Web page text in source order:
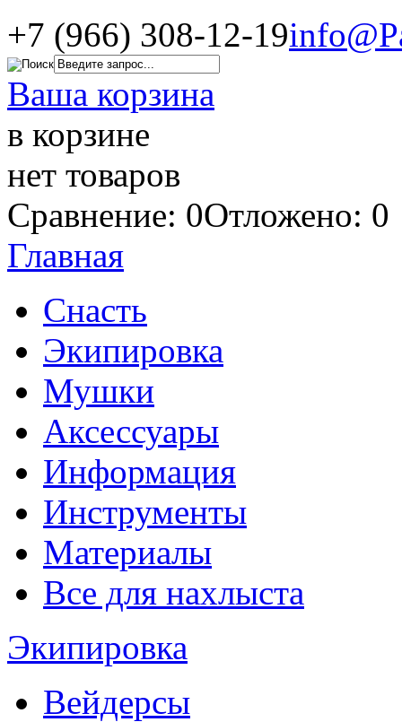
+7 (966) 308-12-19
Ваша корзина
в корзине
нет товаров
Сравнение: 0Отложено: 0
Главная
Снасть
Экипировка
Мушки
Аксессуары
Информация
Инструменты
Материалы
Все для нахлыста
Экипировка
Вейдерсы